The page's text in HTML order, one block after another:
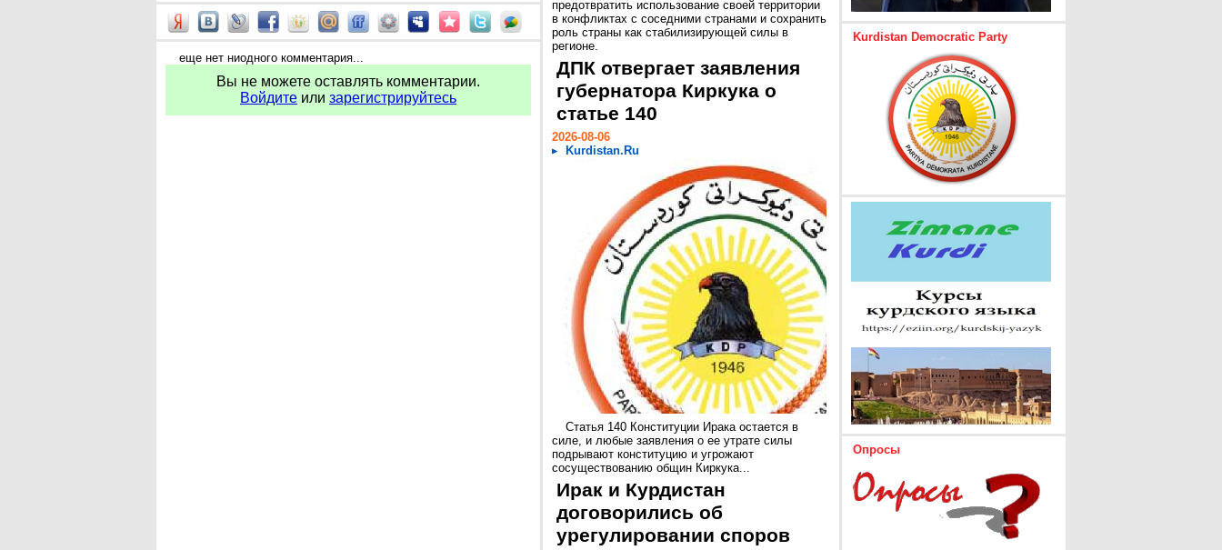
еще нет ниодного комментария...
Вы не можете оставлять комментарии.
Войдите или зарегистрируйтесь
предотвратить использование своей территории
в конфликтах с соседними странами и сохранить
роль страны как стабилизирующей силы в
регионе.
ДПК отвергает заявления
губернатора Киркука о
статье 140
2026-08-06
Kurdistan.Ru
Статья 140 Конституции Ирака остается в
силе, и любые заявления о ее утрате силы
подрывают конституцию и угрожают
сосуществованию общин Киркука...
Ирак и Курдистан
договорились об
урегулировании споров
Kurdistan Democratic Party
Опросы